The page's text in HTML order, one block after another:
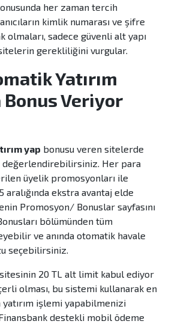
her zaman tercih
kimlik numarası ve şifre
olmaları, sadece güvenli alt yapı
gerekliliğini vurgular.
Yatırım
Bonus Veriyor
yap bonusu veren sitelerde
değerlendirebilirsiniz. Her para
üyelik promosyonları ile
aralığında ekstra avantaj elde
Promosyon/ Bonuslar sayfasını
bölümünden tüm
ve anında otomatik havale
seçebilirsiniz.
20 TL alt limit kabul ediyor
olması, bu sistemi kullanarak en
yatırım işlemi yapabilmenizi
destekli mobil ödeme